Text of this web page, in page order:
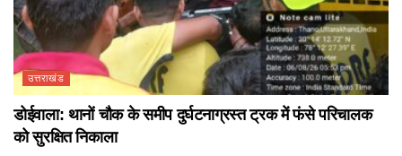
उत्तराखंड
डोईवाला: थानों चौक के समीप दुर्घटनाग्रस्त ट्रक में फंसे परिचालक
को सुरक्षित निकाला